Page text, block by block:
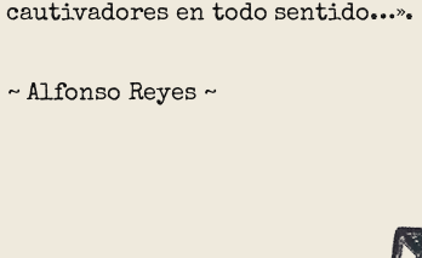
cautivadores en todo sentido…».
~ Alfonso Reyes ~